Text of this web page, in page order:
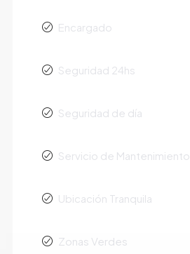
Encargado
Seguridad 24hs
Seguridad de día
Servicio de Mantenimiento
Ubicación Tranquila
Zonas Verdes